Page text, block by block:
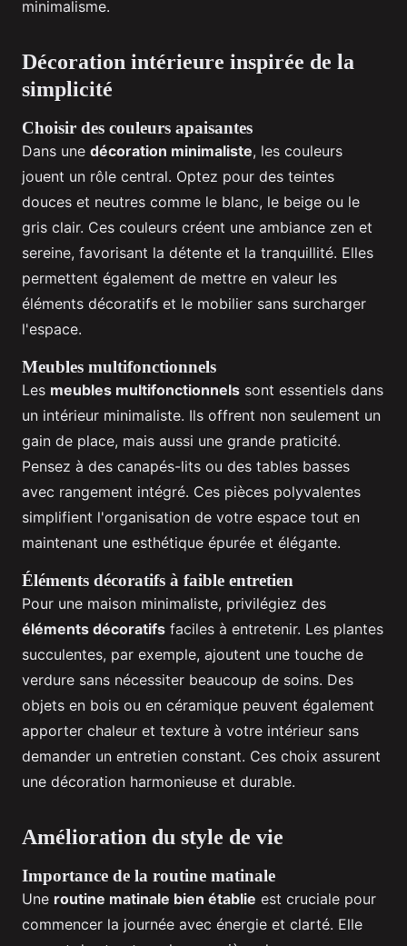
minimalisme.
Décoration intérieure inspirée de la
simplicité
Choisir des couleurs apaisantes
Dans une décoration minimaliste, les couleurs
jouent un rôle central. Optez pour des teintes
douces et neutres comme le blanc, le beige ou le
gris clair. Ces couleurs créent une ambiance zen et
sereine, favorisant la détente et la tranquillité. Elles
permettent également de mettre en valeur les
éléments décoratifs et le mobilier sans surcharger
l'espace.
Meubles multifonctionnels
Les meubles multifonctionnels sont essentiels dans
un intérieur minimaliste. Ils offrent non seulement un
gain de place, mais aussi une grande praticité.
Pensez à des canapés-lits ou des tables basses
avec rangement intégré. Ces pièces polyvalentes
simplifient l'organisation de votre espace tout en
maintenant une esthétique épurée et élégante.
Éléments décoratifs à faible entretien
Pour une maison minimaliste, privilégiez des
éléments décoratifs faciles à entretenir. Les plantes
succulentes, par exemple, ajoutent une touche de
verdure sans nécessiter beaucoup de soins. Des
objets en bois ou en céramique peuvent également
apporter chaleur et texture à votre intérieur sans
demander un entretien constant. Ces choix assurent
une décoration harmonieuse et durable.
Amélioration du style de vie
Importance de la routine matinale
Une routine matinale bien établie est cruciale pour
commencer la journée avec énergie et clarté. Elle